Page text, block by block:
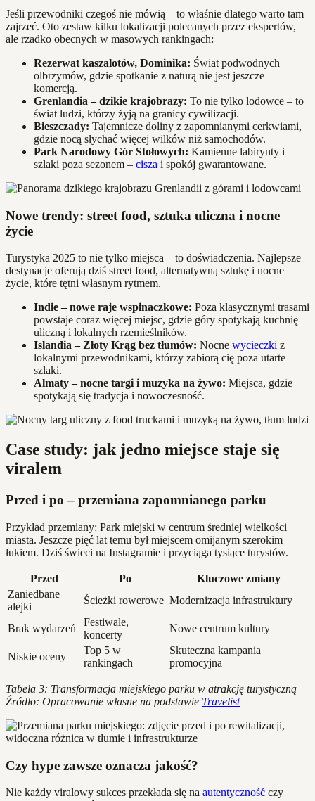
Jeśli przewodniki czegoś nie mówią – to właśnie dlatego warto tam
zajrzeć. Oto zestaw kilku lokalizacji polecanych przez ekspertów,
ale rzadko obecnych w masowych rankingach:
Rezerwat kaszalotów, Dominika: Świat podwodnych
olbrzymów, gdzie spotkanie z naturą nie jest jeszcze
komercją.
Grenlandia – dzikie krajobrazy: To nie tylko lodowce – to
świat ludzi, którzy żyją na granicy cywilizacji.
Bieszczady: Tajemnicze doliny z zapomnianymi cerkwiami,
gdzie nocą słychać więcej wilków niż samochodów.
Park Narodowy Gór Stołowych: Kamienne labirynty i
szlaki poza sezonem – cisza i spokój gwarantowane.
Nowe trendy: street food, sztuka uliczna i nocne
życie
Turystyka 2025 to nie tylko miejsca – to doświadczenia. Najlepsze
destynacje oferują dziś street food, alternatywną sztukę i nocne
życie, które tętni własnym rytmem.
Indie – nowe raje wspinaczkowe: Poza klasycznymi trasami
powstaje coraz więcej miejsc, gdzie góry spotykają kuchnię
uliczną i lokalnych rzemieślników.
Islandia – Złoty Krąg bez tłumów: Nocne wycieczki z
lokalnymi przewodnikami, którzy zabiorą cię poza utarte
szlaki.
Almaty – nocne targi i muzyka na żywo: Miejsca, gdzie
spotykają się tradycja i nowoczesność.
Case study: jak jedno miejsce staje się
viralem
Przed i po – przemiana zapomnianego parku
Przykład przemiany: Park miejski w centrum średniej wielkości
miasta. Jeszcze pięć lat temu był miejscem omijanym szerokim
łukiem. Dziś świeci na Instagramie i przyciąga tysiące turystów.
Przed Po
Kluczowe zmiany
Zaniedbane
alejki
Ścieżki rowerowe Modernizacja infrastruktury
Brak wydarzeń
Festiwale,
koncerty
Nowe centrum kultury
Niskie oceny
Top 5 w
rankingach
Skuteczna kampania
promocyjna
Tabela 3: Transformacja miejskiego parku w atrakcję turystyczną
Źródło: Opracowanie własne na podstawie Travelist
Czy hype zawsze oznacza jakość?
Nie każdy viralowy sukces przekłada się na autentyczność czy